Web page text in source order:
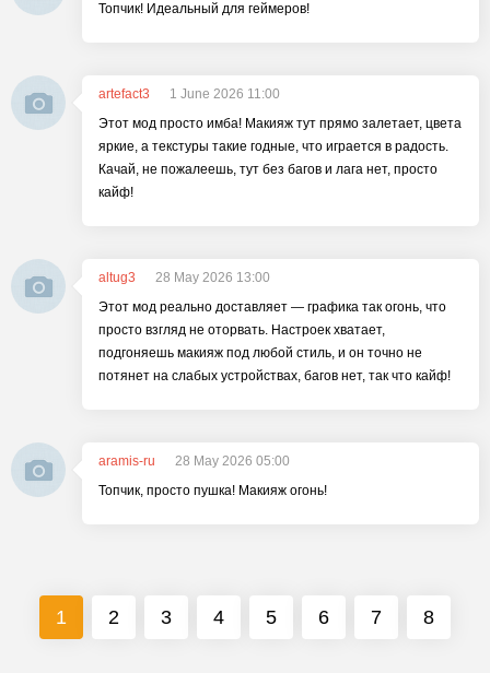
Топчик! Идеальный для геймеров!
artefact3
1 June 2026 11:00
Этот мод просто имба! Макияж тут прямо залетает, цвета
яркие, а текстуры такие годные, что играется в радость.
Качай, не пожалеешь, тут без багов и лага нет, просто
кайф!
altug3
28 May 2026 13:00
Этот мод реально доставляет — графика так огонь, что
просто взгляд не оторвать. Настроек хватает,
подгоняешь макияж под любой стиль, и он точно не
потянет на слабых устройствах, багов нет, так что кайф!
aramis-ru
28 May 2026 05:00
Топчик, просто пушка! Макияж огонь!
1 2 3 4 5 6 7 8